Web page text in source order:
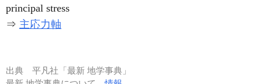
principal stress
⇒ 主応力軸
出典 平凡社「最新 地学事典」